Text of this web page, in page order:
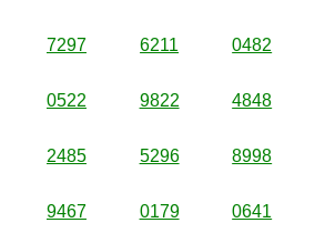
7297 6211 0482
0522 9822 4848
2485 5296 8998
9467 0179 0641